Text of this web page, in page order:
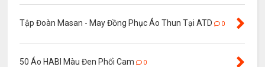
Tập Đoàn Masan - May Đồng Phục Áo Thun Tại ATD 0
50 Áo HABI Màu Đen Phối Cam 0